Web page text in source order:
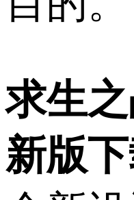
求生
新版